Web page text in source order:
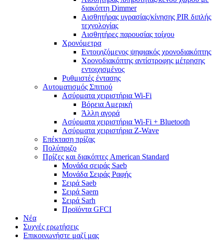
διακόπτη Dimmer
Αισθητήρας υγρασίας/κίνησης PIR διπλής
τεχνολογίας
Αισθητήρες παρουσίας τοίχου
Χρονόμετρα
Εντοιχιζόμενος ψηφιακός χρονοδιακόπτης
Χρονοδιακόπτης αντίστροφης μέτρησης
εντοιχισμένος
Ρυθμιστές έντασης
Αυτοματισμός Σπιτιού
Ασύρματα χειριστήρια Wi-Fi
Βόρεια Αμερική
Άλλη αγορά
Ασύρματα χειριστήρια Wi-Fi + Bluetooth
Ασύρματα χειριστήρια Z-Wave
Επέκταση πρίζας
Πολύπριζο
Πρίζες και διακόπτες American Standard
Μονάδα σειράς Saeb
Μονάδα Σειράς Ραφής
Σειρά Saeb
Σειρά Saem
Σειρά Sarh
Προϊόντα GFCI
Νέα
Συχνές ερωτήσεις
Επικοινωνήστε μαζί μας